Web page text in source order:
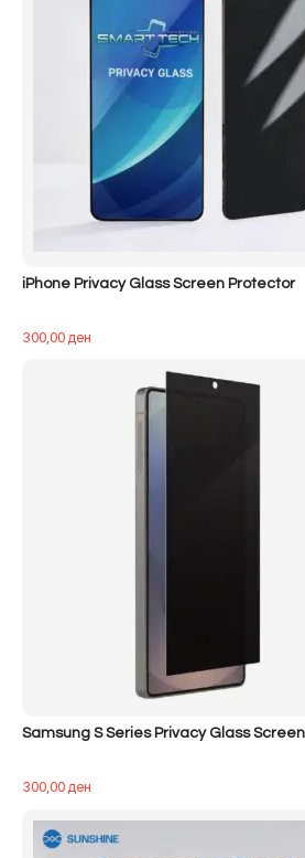
iPhone Privacy Glass Screen Protector
300,00ден
Samsung S Series Privacy Glass
300,00ден